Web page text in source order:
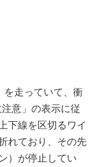
走っていて、衝
意」の表示に従
下線を区切るワイ
れており、その先
）が停止してい